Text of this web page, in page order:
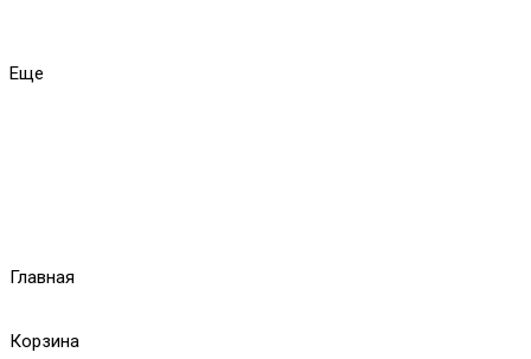
Еще
Главная
Корзина